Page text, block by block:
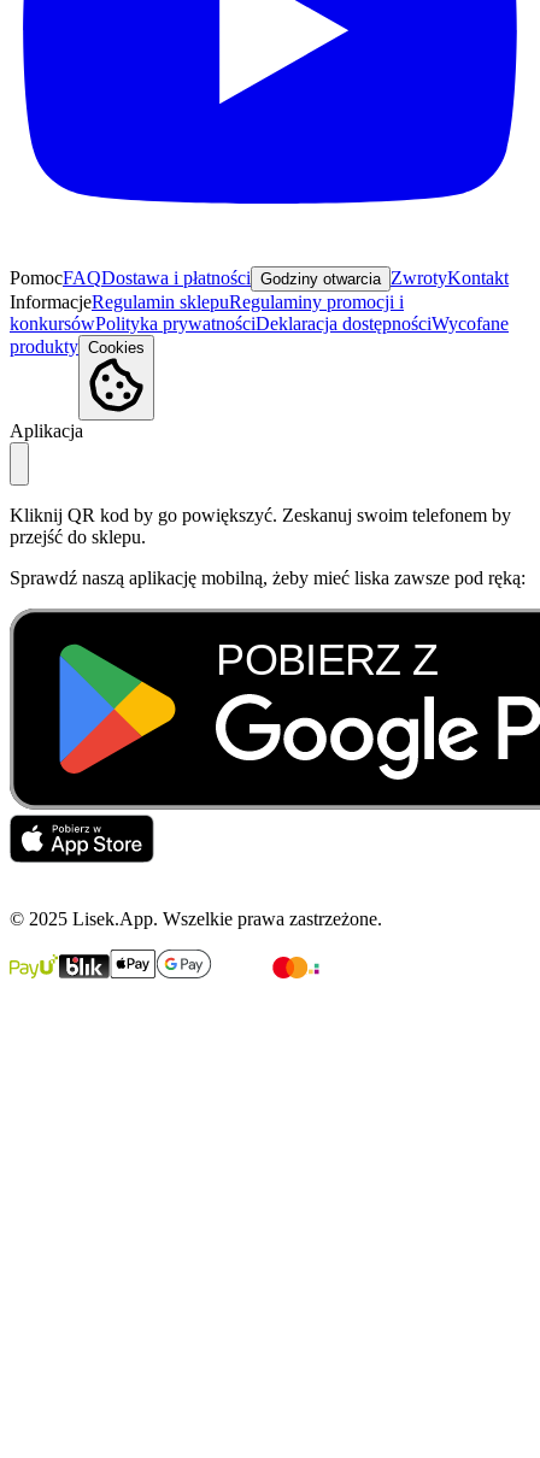
PomocFAQDostawa i płatności Godziny otwarcia ZwrotyKontakt
InformacjeRegulamin sklepuRegulaminy promocji i
konkursówPolityka prywatnościDeklaracja dostępnościWycofane
produkty Cookies
Aplikacja
Kliknij QR kod by go powiększyć. Zeskanuj swoim telefonem by
przejść do sklepu.
Sprawdź naszą aplikację mobilną, żeby mieć liska zawsze pod ręką:
© 2025 Lisek.App. Wszelkie prawa zastrzeżone.